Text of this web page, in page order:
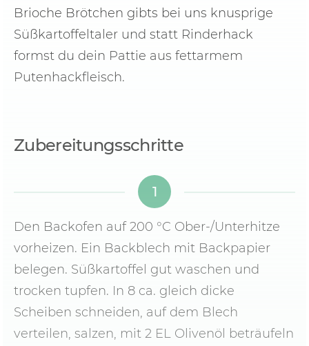
Brioche Brötchen gibts bei uns knusprige
Süßkartoffeltaler und statt Rinderhack
formst du dein Pattie aus fettarmem
Putenhackfleisch.
Zubereitungsschritte
1
Den Backofen auf 200 °C Ober-/Unterhitze
vorheizen. Ein Backblech mit Backpapier
belegen. Süßkartoffel gut waschen und
trocken tupfen. In 8 ca. gleich dicke
Scheiben schneiden, auf dem Blech
verteilen, salzen, mit 2 EL Olivenöl beträufeln